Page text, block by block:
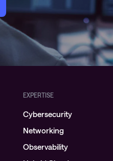
EXPERTISE
Cybersecurity
Networking
Observability